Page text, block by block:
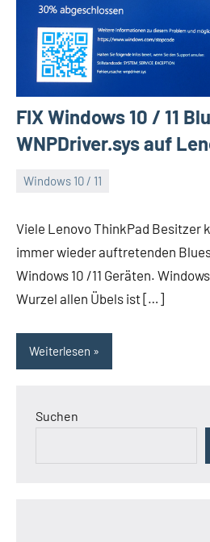
FIX Windows 10 / 11
WNPDriver.sys auf
Windows 10 / 11
2023
Viele Lenovo ThinkPad Besitzer
immer wieder auftretenden
Windows 10 /11 Geräten.
Wurzel allen Übels ist […]
Weiterlesen
Suchen